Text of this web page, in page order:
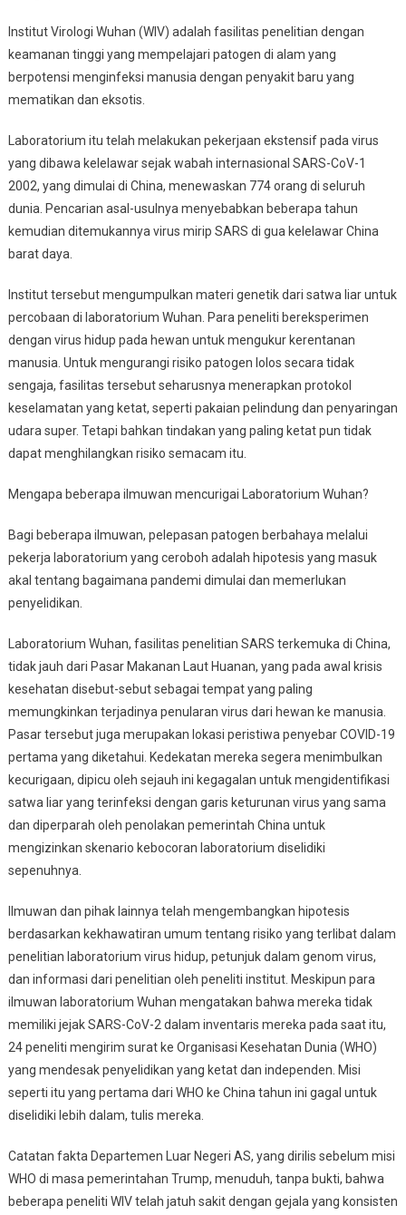
Institut Virologi Wuhan (WIV) adalah fasilitas penelitian dengan
keamanan tinggi yang mempelajari patogen di alam yang
berpotensi menginfeksi manusia dengan penyakit baru yang
mematikan dan eksotis.
Laboratorium itu telah melakukan pekerjaan ekstensif pada virus
yang dibawa kelelawar sejak wabah internasional SARS-CoV-1
2002, yang dimulai di China, menewaskan 774 orang di seluruh
dunia. Pencarian asal-usulnya menyebabkan beberapa tahun
kemudian ditemukannya virus mirip SARS di gua kelelawar China
barat daya.
Institut tersebut mengumpulkan materi genetik dari satwa liar untuk
percobaan di laboratorium Wuhan. Para peneliti bereksperimen
dengan virus hidup pada hewan untuk mengukur kerentanan
manusia. Untuk mengurangi risiko patogen lolos secara tidak
sengaja, fasilitas tersebut seharusnya menerapkan protokol
keselamatan yang ketat, seperti pakaian pelindung dan penyaringan
udara super. Tetapi bahkan tindakan yang paling ketat pun tidak
dapat menghilangkan risiko semacam itu.
Mengapa beberapa ilmuwan mencurigai Laboratorium Wuhan?
Bagi beberapa ilmuwan, pelepasan patogen berbahaya melalui
pekerja laboratorium yang ceroboh adalah hipotesis yang masuk
akal tentang bagaimana pandemi dimulai dan memerlukan
penyelidikan.
Laboratorium Wuhan, fasilitas penelitian SARS terkemuka di China,
tidak jauh dari Pasar Makanan Laut Huanan, yang pada awal krisis
kesehatan disebut-sebut sebagai tempat yang paling
memungkinkan terjadinya penularan virus dari hewan ke manusia.
Pasar tersebut juga merupakan lokasi peristiwa penyebar COVID-19
pertama yang diketahui. Kedekatan mereka segera menimbulkan
kecurigaan, dipicu oleh sejauh ini kegagalan untuk mengidentifikasi
satwa liar yang terinfeksi dengan garis keturunan virus yang sama
dan diperparah oleh penolakan pemerintah China untuk
mengizinkan skenario kebocoran laboratorium diselidiki
sepenuhnya.
Ilmuwan dan pihak lainnya telah mengembangkan hipotesis
berdasarkan kekhawatiran umum tentang risiko yang terlibat dalam
penelitian laboratorium virus hidup, petunjuk dalam genom virus,
dan informasi dari penelitian oleh peneliti institut. Meskipun para
ilmuwan laboratorium Wuhan mengatakan bahwa mereka tidak
memiliki jejak SARS-CoV-2 dalam inventaris mereka pada saat itu,
24 peneliti mengirim surat ke Organisasi Kesehatan Dunia (WHO)
yang mendesak penyelidikan yang ketat dan independen. Misi
seperti itu yang pertama dari WHO ke China tahun ini gagal untuk
diselidiki lebih dalam, tulis mereka.
Catatan fakta Departemen Luar Negeri AS, yang dirilis sebelum misi
WHO di masa pemerintahan Trump, menuduh, tanpa bukti, bahwa
beberapa peneliti WIV telah jatuh sakit dengan gejala yang konsisten